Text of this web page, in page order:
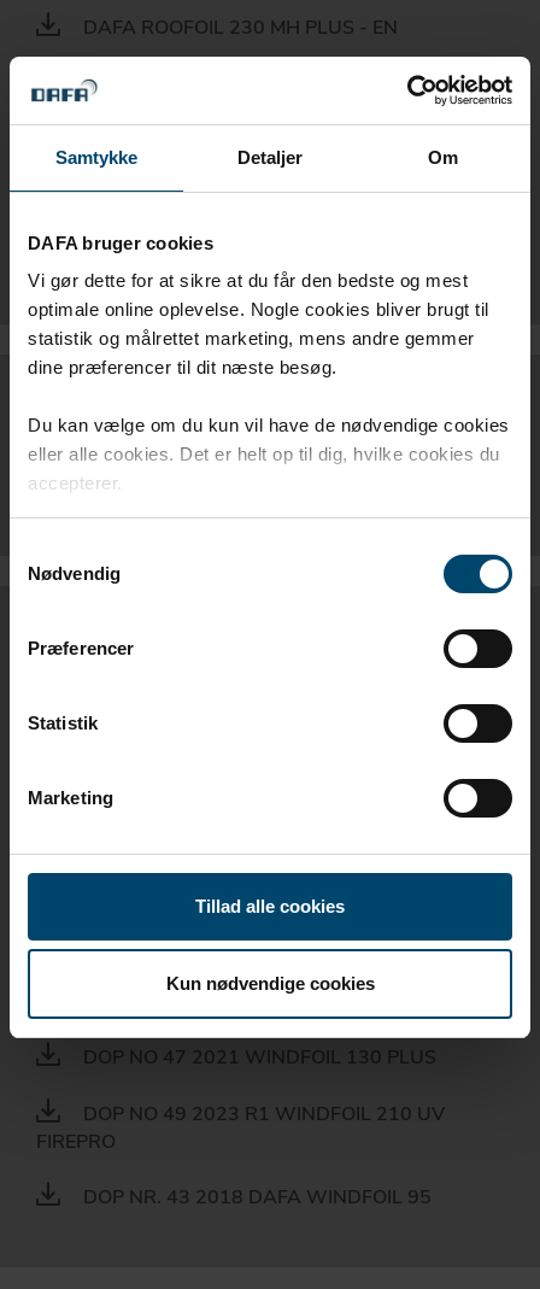
Samtykke Detaljer Om
DAFA bruger cookies
Vi gør dette for at sikre at du får den bedste og mest
optimale online oplevelse. Nogle cookies bliver brugt til
statistik og målrettet marketing, mens andre gemmer
dine præferencer til dit næste besøg.
Du kan vælge om du kun vil have de nødvendige cookies
eller alle cookies. Det er helt op til dig, hvilke cookies du
accepterer.
Nødvendig
Præferencer
Statistik
Marketing
Tillad alle cookies
Kun nødvendige cookies
DAFA ROOFOIL 230 MH PLUS - EN
DAFA ROOFOIL 200 - EN
DAFA WINDFOIL 210 UV FIREPRO - EN
DAFA HQB2 BUTYL TAPE - EN
DAFA AIRVENT SYSTEM BROCHURE - EN
DOP
DOP NO 10 2013 ROOFOIL 200 R1
DOP NO 40 2018 WINDFOIL 130
DOP NO 46 2022 WINDFOIL 210 UV FIREPRO
DOP NO 47 2021 WINDFOIL 130 PLUS
DOP NO 49 2023 R1 WINDFOIL 210 UV
FIREPRO
DOP NR. 43 2018 DAFA WINDFOIL 95